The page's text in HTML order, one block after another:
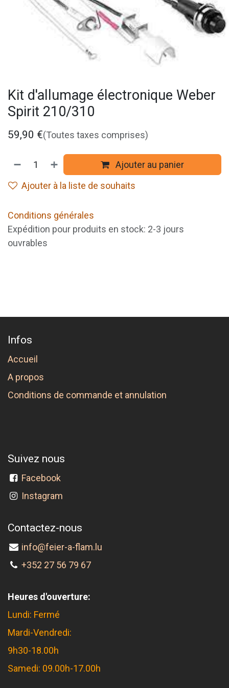
Kit d'allumage électronique Weber
Spirit 210/310
59,90 €(Toutes taxes comprises)
Ajouter au panier
Ajouter à la liste de souhaits
Conditions générales
Expédition pour produits en stock: 2-3 jours
ouvrables
Infos
Accueil
A propos
Conditions de commande et annulation
Suivez nous
Facebook
Instagram
Contactez-nous
info@feier-a-flam.lu
+352 27 56 79 67
Heures d'ouverture:
Lundi: Fermé
Mardi-Vendredi:
9h30-18.00h
Samedi: 09.00h-17.00h